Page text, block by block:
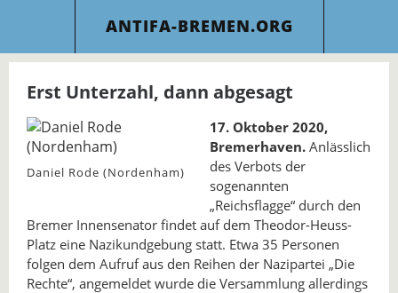
ANTIFA-BREMEN.ORG
Erst Unterzahl, dann abgesagt
Daniel Rode (Nordenham)
17. Oktober 2020,
Bremerhaven. Anlässlich
des Verbots der
sogenannten
„Reichsflagge“ durch den
Bremer Innensenator findet auf dem Theodor-Heuss-
Platz eine Nazikundgebung statt. Etwa 35 Personen
folgen dem Aufruf aus den Reihen der Nazipartei „Die
Rechte“, angemeldet wurde die Versammlung allerdings